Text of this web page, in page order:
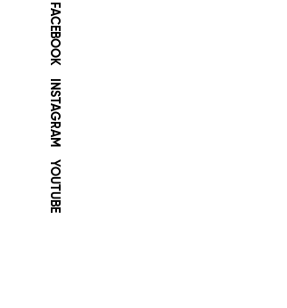
FACEBOOK
INSTAGRAM
YOUTUBE